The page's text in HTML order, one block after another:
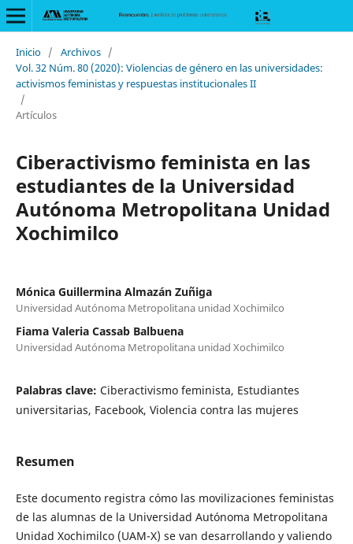
Inicio / Archivos /
Vol. 32 Núm. 80 (2020): Violencias de género en las universidades:
activismos feministas y respuestas institucionales II
/
Artículos
Ciberactivismo feminista en las
estudiantes de la Universidad
Autónoma Metropolitana Unidad
Xochimilco
Mónica Guillermina Almazán Zuñiga
Universidad Autónoma Metropolitana unidad Xochimilco
Fiama Valeria Cassab Balbuena
Universidad Autónoma Metropolitana unidad Xochimilco
Palabras clave: Ciberactivismo feminista, Estudiantes
universitarias, Facebook, Violencia contra las mujeres
Resumen
Este documento registra cómo las movilizaciones feministas
de las alumnas de la Universidad Autónoma Metropolitana
Unidad Xochimilco (UAM-X) se van desarrollando y valiendo